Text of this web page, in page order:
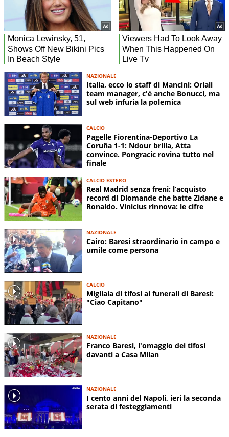
NAZIONALE
Italia, ecco lo staff di Mancini: Oriali
team manager, c'è anche Bonucci, ma
sul web infuria la polemica
CALCIO
Pagelle Fiorentina-Deportivo La
Coruña 1-1: Ndour brilla, Atta
convince. Pongracic rovina tutto nel
finale
CALCIO ESTERO
Real Madrid senza freni: l’acquisto
record di Diomande che batte Zidane e
Ronaldo. Vinicius rinnova: le cifre
NAZIONALE
Cairo: Baresi straordinario in campo e
umile come persona
CALCIO
Migliaia di tifosi ai funerali di Baresi:
"Ciao Capitano"
NAZIONALE
Franco Baresi, l'omaggio dei tifosi
davanti a Casa Milan
NAZIONALE
I cento anni del Napoli, ieri la seconda
serata di festeggiamenti